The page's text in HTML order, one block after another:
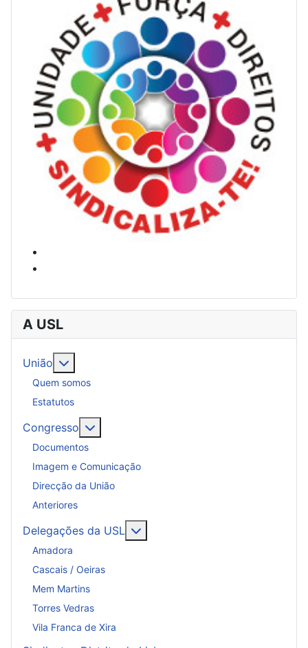
A USL
União
Quem somos
Estatutos
Congresso
Documentos
Imagem e Comunicação
Direcção da União
Anteriores
Delegações da USL
Amadora
Cascais / Oeiras
Mem Martins
Torres Vedras
Vila Franca de Xira